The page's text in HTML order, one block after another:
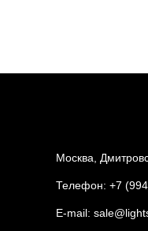
Москва,
Телефон: +7
E-mail: